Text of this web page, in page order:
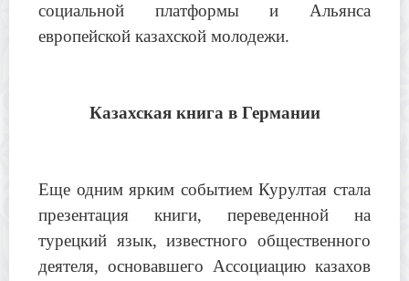
социальной платформы и Альянса
европейской казахской молодежи.
Казахская книга в Германии
Еще одним ярким событием Курултая стала
презентация книги, переведенной на
турецкий язык, известного общественного
деятеля, основавшего Ассоциацию казахов